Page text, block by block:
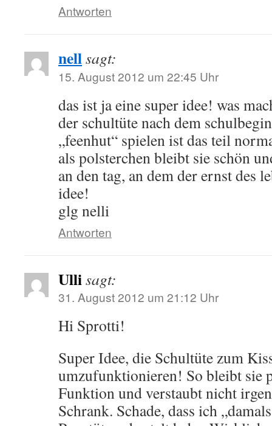
Antworten
nellsagt:
15. August 2012 um 22:45 Uhr
das ist ja eine super idee! was
der schultüte nach dem
„feenhut“ spielen ist das teil
als polsterchen bleibt sie schön
an den tag, an dem der ernst des
idee!
glg nelli
Antworten
Ullisagt:
31. August 2012 um 21:12 Uhr
Hi Sprotti!
Super Idee, die Schultüte zum
umzufunktionieren! So bleibt sie
Funktion und verstaubt nicht
Schrank. Schade, dass ich